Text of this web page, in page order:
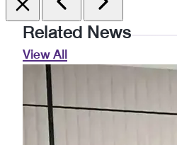
Related News
View All